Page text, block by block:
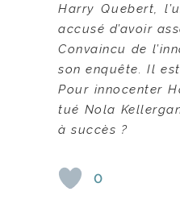
Harry Quebert,
accusé d’avoir
Convaincu de
son enquête. Il
Pour innocenter
tué Nola
à succès ?
0